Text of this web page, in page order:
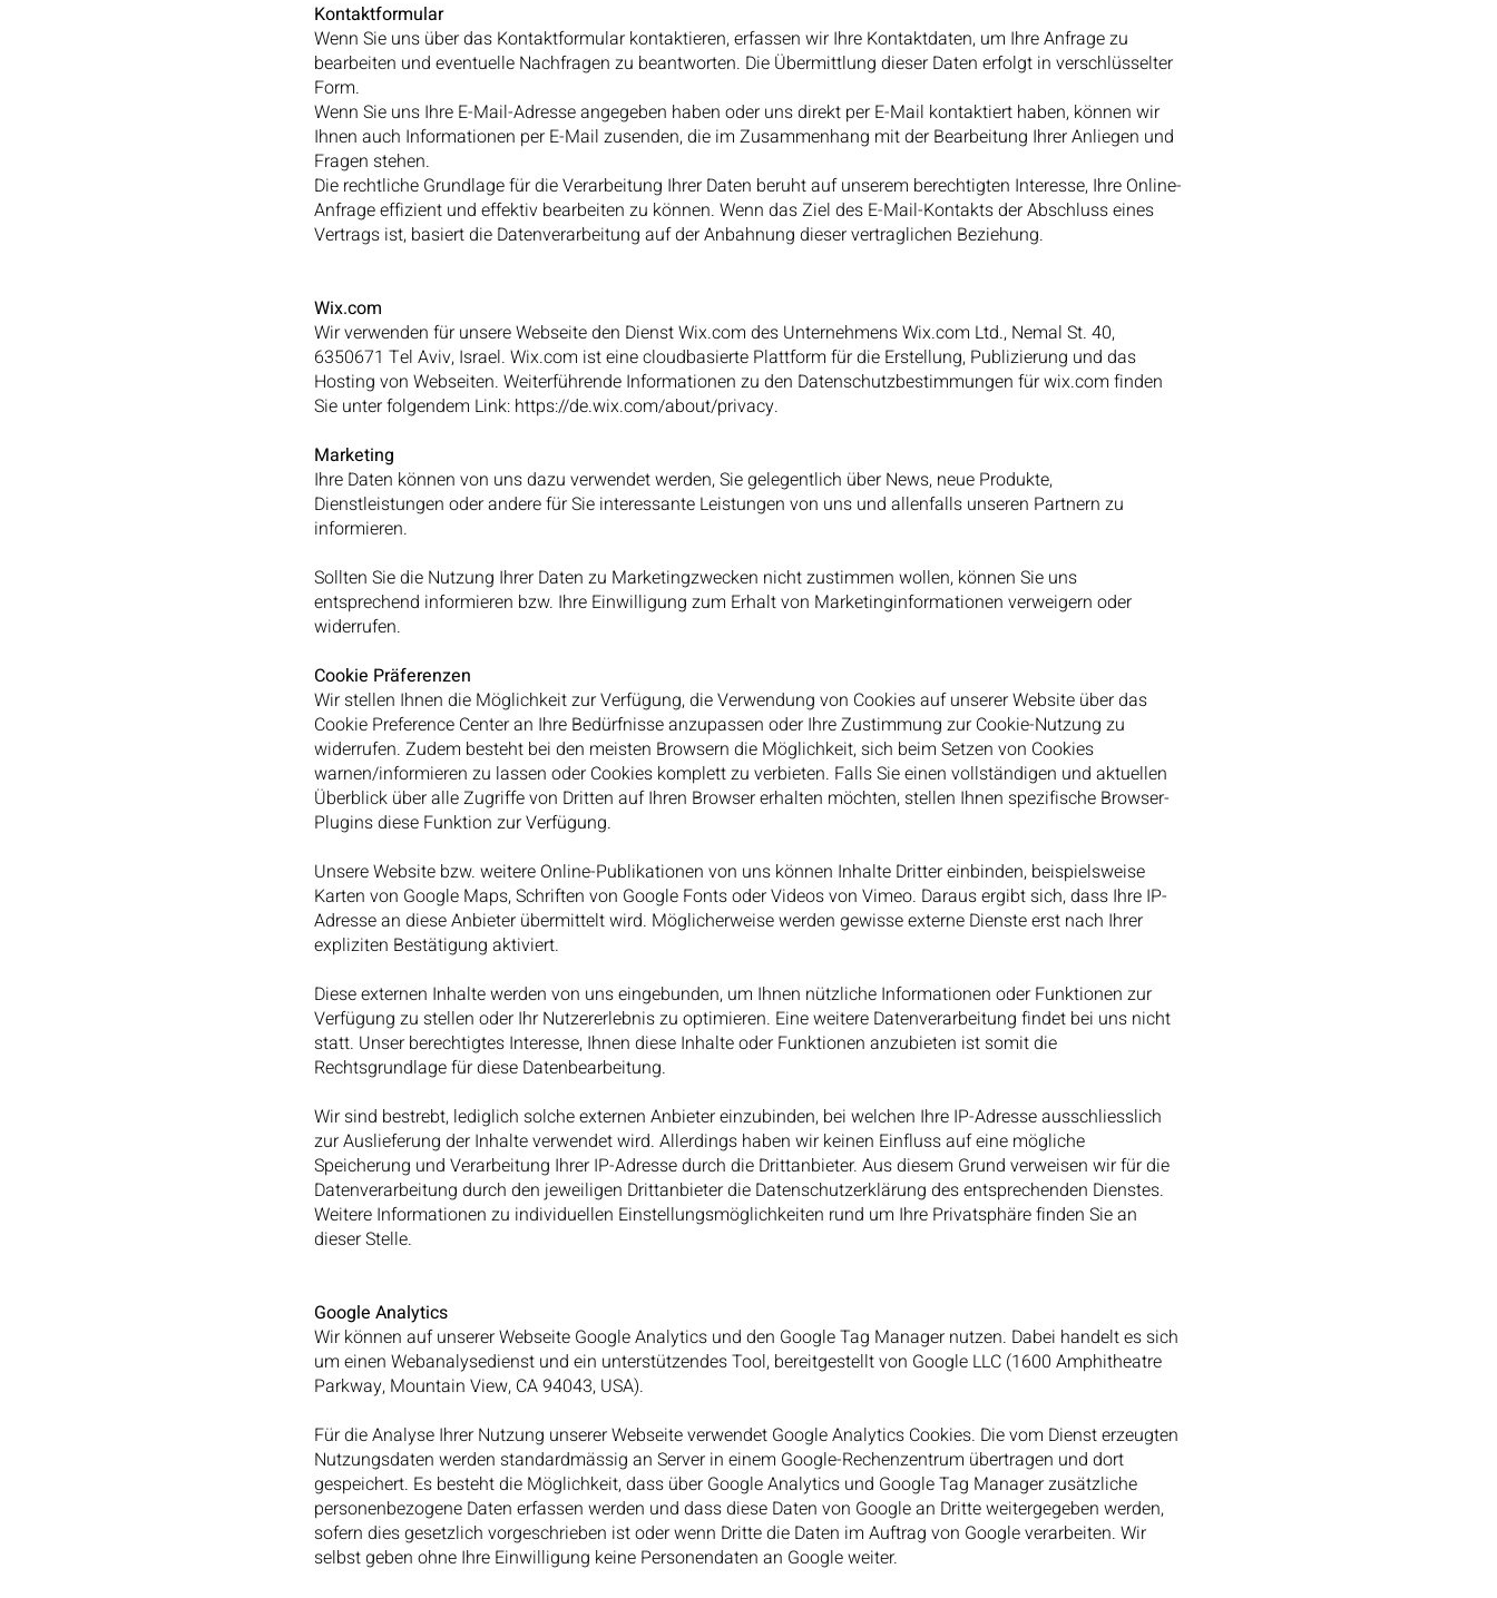
Kontaktformular
Wenn Sie uns über das Kontaktformular kontaktieren, erfassen wir Ihre Kontaktdaten, um Ihre Anfrage zu
bearbeiten und eventuelle Nachfragen zu beantworten. Die Übermittlung dieser Daten erfolgt in verschlüsselter
Form.
Wenn Sie uns Ihre E-Mail-Adresse angegeben haben oder uns direkt per E-Mail kontaktiert haben, können wir
Ihnen auch Informationen per E-Mail zusenden, die im Zusammenhang mit der Bearbeitung Ihrer Anliegen und
Fragen stehen.
Die rechtliche Grundlage für die Verarbeitung Ihrer Daten beruht auf unserem berechtigten Interesse, Ihre Online-
Anfrage effizient und effektiv bearbeiten zu können. Wenn das Ziel des E-Mail-Kontakts der Abschluss eines
Vertrags ist, basiert die Datenverarbeitung auf der Anbahnung dieser vertraglichen Beziehung.
Wix.com
Wir verwenden für unsere Webseite den Dienst Wix.com des Unternehmens Wix.com Ltd., Nemal St. 40,
6350671 Tel Aviv, Israel. Wix.com ist eine cloudbasierte Plattform für die Erstellung, Publizierung und das
Hosting von Webseiten. Weiterführende Informationen zu den Datenschutzbestimmungen für wix.com finden
Sie unter folgendem Link: https://de.wix.com/about/privacy.
Marketing
Ihre Daten können von uns dazu verwendet werden, Sie gelegentlich über News, neue Produkte,
Dienstleistungen oder andere für Sie interessante Leistungen von uns und allenfalls unseren Partnern zu
informieren.
Sollten Sie die Nutzung Ihrer Daten zu Marketingzwecken nicht zustimmen wollen, können Sie uns
entsprechend informieren bzw. Ihre Einwilligung zum Erhalt von Marketinginformationen verweigern oder
widerrufen.
Cookie Präferenzen
Wir stellen Ihnen die Möglichkeit zur Verfügung, die Verwendung von Cookies auf unserer Website über das
Cookie Preference Center an Ihre Bedürfnisse anzupassen oder Ihre Zustimmung zur Cookie-Nutzung zu
widerrufen. Zudem besteht bei den meisten Browsern die Möglichkeit, sich beim Setzen von Cookies
warnen/informieren zu lassen oder Cookies komplett zu verbieten. Falls Sie einen vollständigen und aktuellen
Überblick über alle Zugriffe von Dritten auf Ihren Browser erhalten möchten, stellen Ihnen spezifische Browser-
Plugins diese Funktion zur Verfügung.
Unsere Website bzw. weitere Online-Publikationen von uns können Inhalte Dritter einbinden, beispielsweise
Karten von Google Maps, Schriften von Google Fonts oder Videos von Vimeo. Daraus ergibt sich, dass Ihre IP-
Adresse an diese Anbieter übermittelt wird. Möglicherweise werden gewisse externe Dienste erst nach Ihrer
expliziten Bestätigung aktiviert.
Diese externen Inhalte werden von uns eingebunden, um Ihnen nützliche Informationen oder Funktionen zur
Verfügung zu stellen oder Ihr Nutzererlebnis zu optimieren. Eine weitere Datenverarbeitung findet bei uns nicht
statt. Unser berechtigtes Interesse, Ihnen diese Inhalte oder Funktionen anzubieten ist somit die
Rechtsgrundlage für diese Datenbearbeitung.
Wir sind bestrebt, lediglich solche externen Anbieter einzubinden, bei welchen Ihre IP-Adresse ausschliesslich
zur Auslieferung der Inhalte verwendet wird. Allerdings haben wir keinen Einfluss auf eine mögliche
Speicherung und Verarbeitung Ihrer IP-Adresse durch die Drittanbieter. Aus diesem Grund verweisen wir für die
Datenverarbeitung durch den jeweiligen Drittanbieter die Datenschutzerklärung des entsprechenden Dienstes.
Weitere Informationen zu individuellen Einstellungsmöglichkeiten rund um Ihre Privatsphäre finden Sie an
dieser Stelle.
Google Analytics
Wir können auf unserer Webseite Google Analytics und den Google Tag Manager nutzen. Dabei handelt es sich
um einen Webanalysedienst und ein unterstützendes Tool, bereitgestellt von Google LLC (1600 Amphitheatre
Parkway, Mountain View, CA 94043, USA).
Für die Analyse Ihrer Nutzung unserer Webseite verwendet Google Analytics Cookies. Die vom Dienst erzeugten
Nutzungsdaten werden standardmässig an Server in einem Google-Rechenzentrum übertragen und dort
gespeichert. Es besteht die Möglichkeit, dass über Google Analytics und Google Tag Manager zusätzliche
personenbezogene Daten erfassen werden und dass diese Daten von Google an Dritte weitergegeben werden,
sofern dies gesetzlich vorgeschrieben ist oder wenn Dritte die Daten im Auftrag von Google verarbeiten. Wir
selbst geben ohne Ihre Einwilligung keine Personendaten an Google weiter.